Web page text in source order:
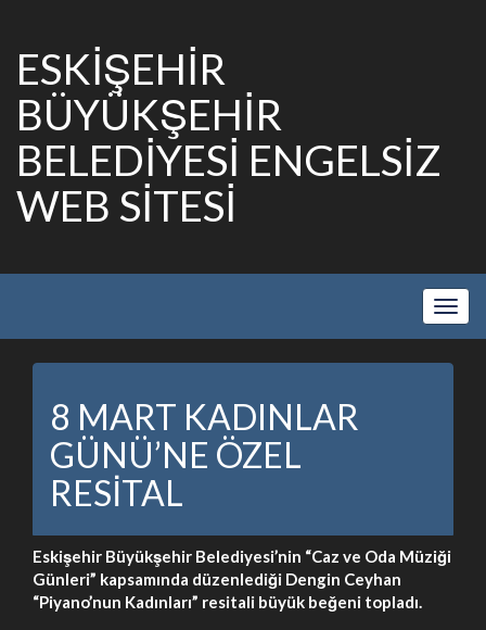
ESKİŞEHİR
BÜYÜKŞEHİR
BELEDİYESİ ENGELSİZ
WEB SİTESİ
Show
8 MART KADINLAR
GÜNÜ’NE ÖZEL
RESİTAL
Eskişehir Büyükşehir Belediyesi’nin “Caz ve Oda Müziği
Günleri” kapsamında düzenlediği Dengin Ceyhan
“Piyano’nun Kadınları” resitali büyük beğeni topladı.